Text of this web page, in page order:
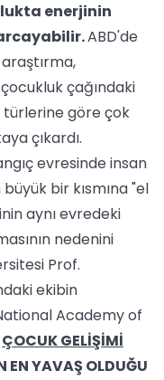
enerjinin
ABD'de
çağındaki
türlerine göre çok
çıkardı.
evresinde insan
bir kısmına "el
aynı evredeki
nedenini
Prof.
ekibin
Academy of
ÇOCUK GELİŞİMİ
EN YAVAŞ OLDUĞU